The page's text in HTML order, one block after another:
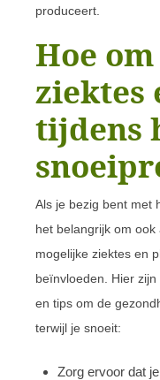
produceert.
Hoe
ziektes
tijdens
Als je bezig bent met
het belangrijk om
mogelijke ziektes en
beïnvloeden. Hier
en tips om de
terwijl je snoeit:
Zorg ervoor dat